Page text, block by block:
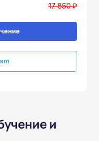
17 850 ₽
и